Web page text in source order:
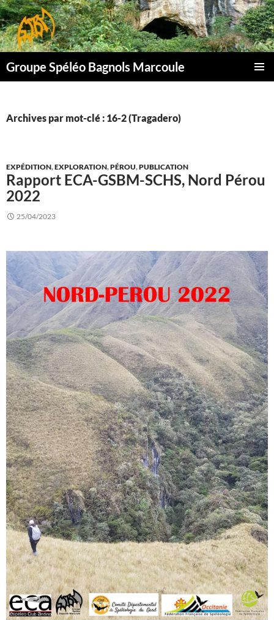
Aller
au
contenu
Groupe Spéléo Bagnols Marcoule
Archives par mot-clé : 16-2 (Tragadero)
EXPÉDITION,EXPLORATION,PÉROU,PUBLICATION
Rapport ECA-GSBM-SCHS, Nord Pérou
2022
25/04/2023